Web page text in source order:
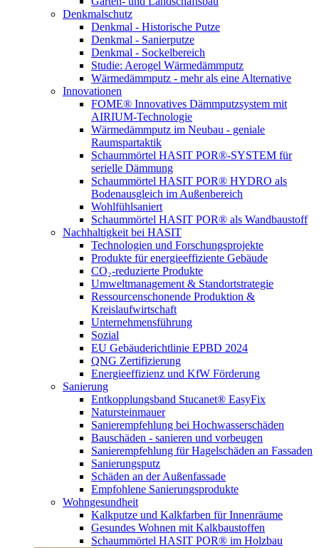
Denkmalschutz
Denkmal - Historische Putze
Denkmal - Sanierputze
Denkmal - Sockelbereich
Studie: Aerogel Wärmedämmputz
Wärmedämmputz - mehr als eine Alternative
Innovationen
FOME® Innovatives Dämmputzsystem mit
AIRIUM-Technologie
Wärmedämmputz im Neubau - geniale
Raumspartaktik
Schaummörtel HASIT POR®-SYSTEM für
serielle Dämmung
Schaummörtel HASIT POR® HYDRO als
Bodenausgleich im Außenbereich
Wohlfühlsaniert
Schaummörtel HASIT POR® als Wandbaustoff
Nachhaltigkeit bei HASIT
Technologien und Forschungsprojekte
Produkte für energieeffiziente Gebäude
CO₂-reduzierte Produkte
Umweltmanagement & Standortstrategie
Ressourcenschonende Produktion &
Kreislaufwirtschaft
Unternehmensführung
Sozial
EU Gebäuderichtlinie EPBD 2024
QNG Zertifizierung
Energieeffizienz und KfW Förderung
Sanierung
Entkopplungsband Stucanet® EasyFix
Natursteinmauer
Sanierempfehlung bei Hochwasserschäden
Bauschäden - sanieren und vorbeugen
Sanierempfehlung für Hagelschäden an Fassaden
Sanierungsputz
Schäden an der Außenfassade
Empfohlene Sanierungsprodukte
Wohngesundheit
Kalkputze und Kalkfarben für Innenräume
Gesundes Wohnen mit Kalkbaustoffen
Schaummörtel HASIT POR® im Holzbau